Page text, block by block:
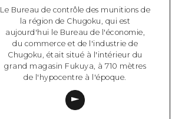
Le Bureau de contrôle des munitions de
la région de Chugoku, qui est
aujourd'hui le Bureau de l'économie,
du commerce et de l'industrie de
Chugoku, était situé à l'intérieur du
grand magasin Fukuya, à 710 mètres
de l'hypocentre à l'époque.